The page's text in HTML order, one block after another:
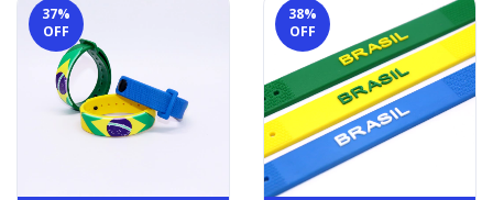
37%
OFF
38%
OFF